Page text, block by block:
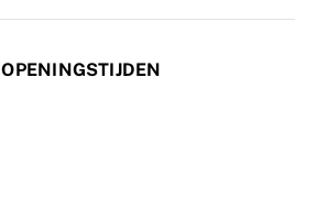
OPENINGSTIJDEN